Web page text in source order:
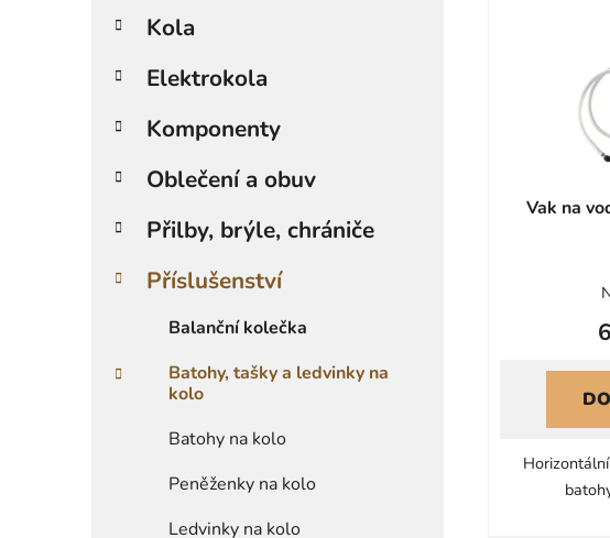
Kola
Elektrokola
Komponenty
Oblečení a obuv
Přilby, brýle, chrániče
Příslušenství
Balanční kolečka
Batohy, tašky a ledvinky na
kolo
Batohy na kolo
Peněženky na kolo
Ledvinky na kolo
Vak na